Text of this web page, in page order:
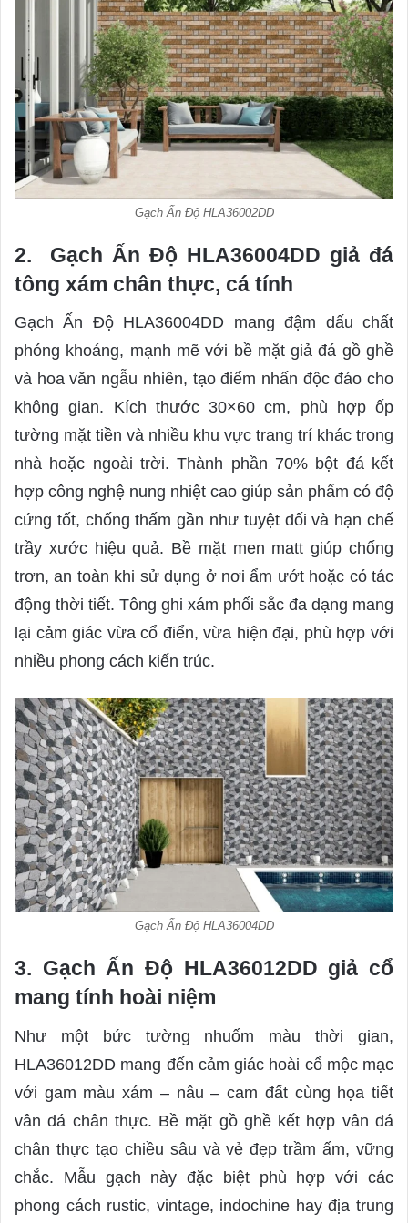
Gạch Ấn Độ HLA36002DD
2. Gạch Ấn Độ HLA36004DD giả đá
tông xám chân thực, cá tính
Gạch Ấn Độ HLA36004DD mang đậm dấu chất
phóng khoáng, mạnh mẽ với bề mặt giả đá gồ ghề
và hoa văn ngẫu nhiên, tạo điểm nhấn độc đáo cho
không gian. Kích thước 30×60 cm, phù hợp ốp
tường mặt tiền và nhiều khu vực trang trí khác trong
nhà hoặc ngoài trời. Thành phần 70% bột đá kết
hợp công nghệ nung nhiệt cao giúp sản phẩm có độ
cứng tốt, chống thấm gần như tuyệt đối và hạn chế
trầy xước hiệu quả. Bề mặt men matt giúp chống
trơn, an toàn khi sử dụng ở nơi ẩm ướt hoặc có tác
động thời tiết. Tông ghi xám phối sắc đa dạng mang
lại cảm giác vừa cổ điển, vừa hiện đại, phù hợp với
nhiều phong cách kiến trúc.
Gạch Ấn Độ HLA36004DD
3. Gạch Ấn Độ HLA36012DD giả cổ
mang tính hoài niệm
Như một bức tường nhuốm màu thời gian,
HLA36012DD mang đến cảm giác hoài cổ mộc mạc
với gam màu xám – nâu – cam đất cùng họa tiết
vân đá chân thực. Bề mặt gồ ghề kết hợp vân đá
chân thực tạo chiều sâu và vẻ đẹp trầm ấm, vững
chắc. Mẫu gạch này đặc biệt phù hợp với các
phong cách rustic, vintage, indochine hay địa trung